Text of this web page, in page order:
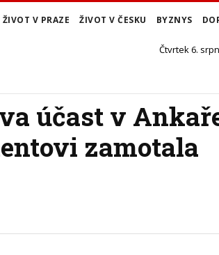
ŽIVOT V PRAZE ŽIVOT V ČESKU BYZNYS
Čtvrtek 6.
účast v
zamotala